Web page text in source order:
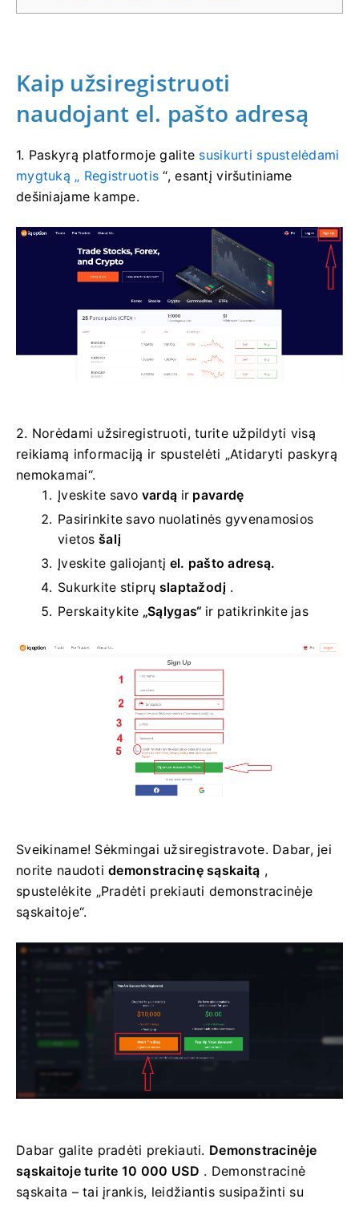
Kaip užsiregistruoti
naudojant el. pašto adresą
1. Paskyrą platformojegalite susikurti spustelėdami
mygtuką „ Registruotis “, esantį viršutiniame
dešiniajame kampe.
2. Norėdami užsiregistruoti, turite užpildyti visą
reikiamą informaciją ir spustelėti „Atidaryti paskyrą
nemokamai“.
Įveskite savo vardą ir pavardę
Pasirinkite savo nuolatinės gyvenamosios
vietos šalį
Įveskite galiojantį el. pašto adresą.
Sukurkite stiprų slaptažodį .
Perskaitykite „Sąlygas“ ir patikrinkite jas
Sveikiname! Sėkmingai užsiregistravote. Dabar, jei
norite naudotidemonstracinę sąskaitą ,
spustelėkite „Pradėti prekiauti demonstracinėje
sąskaitoje“.
Dabar galite pradėti prekiauti. Demonstracinėje
sąskaitoje turite 10 000 USD . Demonstracinė
sąskaita – tai įrankis, leidžiantis susipažinti su